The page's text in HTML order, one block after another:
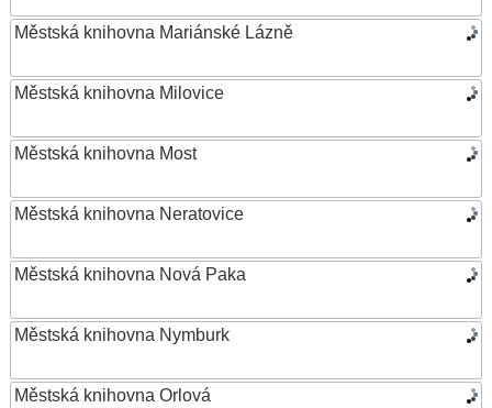
Městská knihovna Mariánské Lázně
Městská knihovna Milovice
Městská knihovna Most
Městská knihovna Neratovice
Městská knihovna Nová Paka
Městská knihovna Nymburk
Městská knihovna Orlová